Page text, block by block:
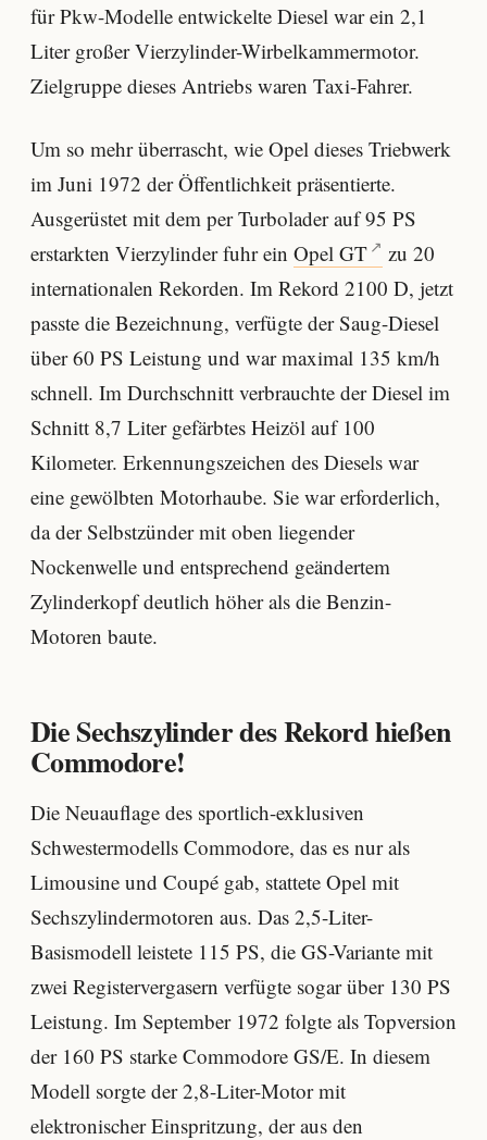
für Pkw-Modelle entwickelte Diesel war ein 2,1
Liter großer Vierzylinder-Wirbelkammermotor.
Zielgruppe dieses Antriebs waren Taxi-Fahrer.
Um so mehr überrascht, wie Opel dieses Triebwerk
im Juni 1972 der Öffentlichkeit präsentierte.
Ausgerüstet mit dem per Turbolader auf 95 PS
erstarkten Vierzylinder fuhr ein Opel GT
zu 20
internationalen Rekorden. Im Rekord 2100 D, jetzt
passte die Bezeichnung, verfügte der Saug-Diesel
über 60 PS Leistung und war maximal 135 km/h
schnell. Im Durchschnitt verbrauchte der Diesel im
Schnitt 8,7 Liter gefärbtes Heizöl auf 100
Kilometer. Erkennungszeichen des Diesels war
eine gewölbten Motorhaube. Sie war erforderlich,
da der Selbstzünder mit oben liegender
Nockenwelle und entsprechend geändertem
Zylinderkopf deutlich höher als die Benzin-
Motoren baute.
Die Sechszylinder des Rekord hießen
Commodore!
Die Neuauflage des sportlich-exklusiven
Schwestermodells Commodore, das es nur als
Limousine und Coupé gab, stattete Opel mit
Sechszylindermotoren aus. Das 2,5-Liter-
Basismodell leistete 115 PS, die GS-Variante mit
zwei Registervergasern verfügte sogar über 130 PS
Leistung. Im September 1972 folgte als Topversion
der 160 PS starke Commodore GS/E. In diesem
Modell sorgte der 2,8-Liter-Motor mit
elektronischer Einspritzung, der aus den